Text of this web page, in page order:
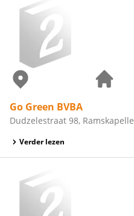
Go Green BVBA
Dudzelestraat 98, Ramskapelle
Verder lezen